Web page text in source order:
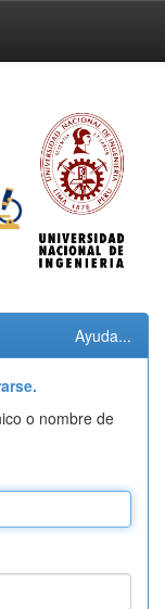
Ayuda...
o nombre de